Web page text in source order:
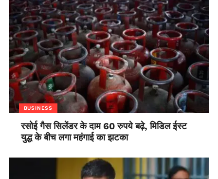
BUSINESS
रसोई गैस सिलेंडर के दाम 60 रुपये बढ़े, मिडिल ईस्ट
युद्ध के बीच लगा महंगाई का झटका